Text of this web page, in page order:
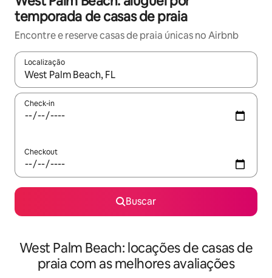
temporada de casas de praia
Encontre e reserve casas de praia únicas no Airbnb
Localização
Quando os resultados estiverem disponíveis, explore-os
Check-in
Checkout
Buscar
West Palm Beach: locações de casas de
praia com as melhores avaliações